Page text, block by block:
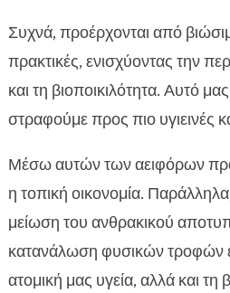
Συχνά, προέρχονται από
πρακτικές, ενισχύοντας την
και τη βιοποικιλότητα. Αυτό
στραφούμε προς πιο υγιεινές
Μέσω αυτών των αειφόρων
η τοπική οικονομία.
μείωση του ανθρακικού
κατανάλωση φυσικών τροφών
ατομική μας υγεία, αλλά και τη